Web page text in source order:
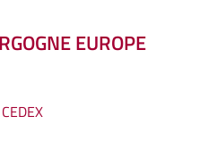
EUROPE